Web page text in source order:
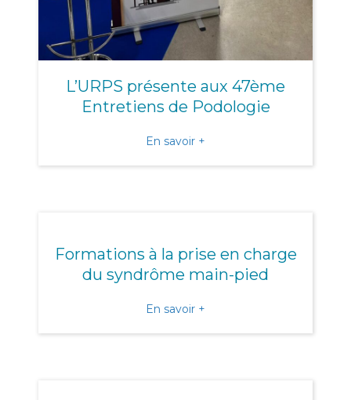
L’URPS présente aux 47ème
Entretiens de Podologie
En savoir +
Formations à la prise en charge
du syndrôme main-pied
En savoir +